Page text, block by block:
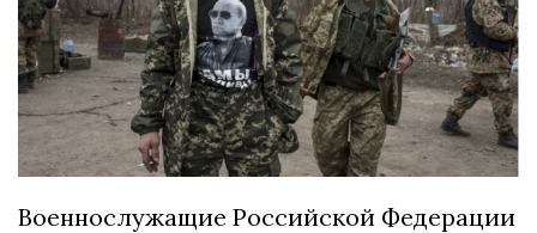
Военнослужащие Российской Федерации